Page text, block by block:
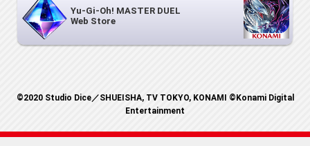
Yu-Gi-Oh! MASTER DUEL
Web Store
©2020 Studio Dice／SHUEISHA, TV TOKYO, KONAMI ©Konami Digital
Entertainment